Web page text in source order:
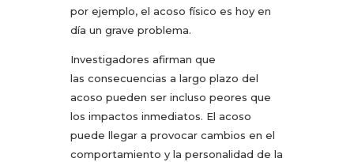
por ejemplo, el acoso físico es hoy en
día un grave problema.
Investigadores afirman que
las consecuencias a largo plazo del
acoso pueden ser incluso peores que
los impactos inmediatos. El acoso
puede llegar a provocar cambios en el
comportamiento y la personalidad de la